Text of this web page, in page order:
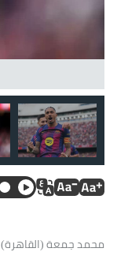
محمد جمعة (القاهرة)